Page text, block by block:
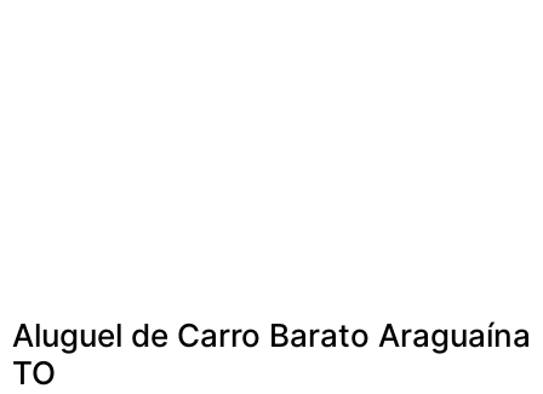
Aluguel de Carro Barato Araguaína
TO